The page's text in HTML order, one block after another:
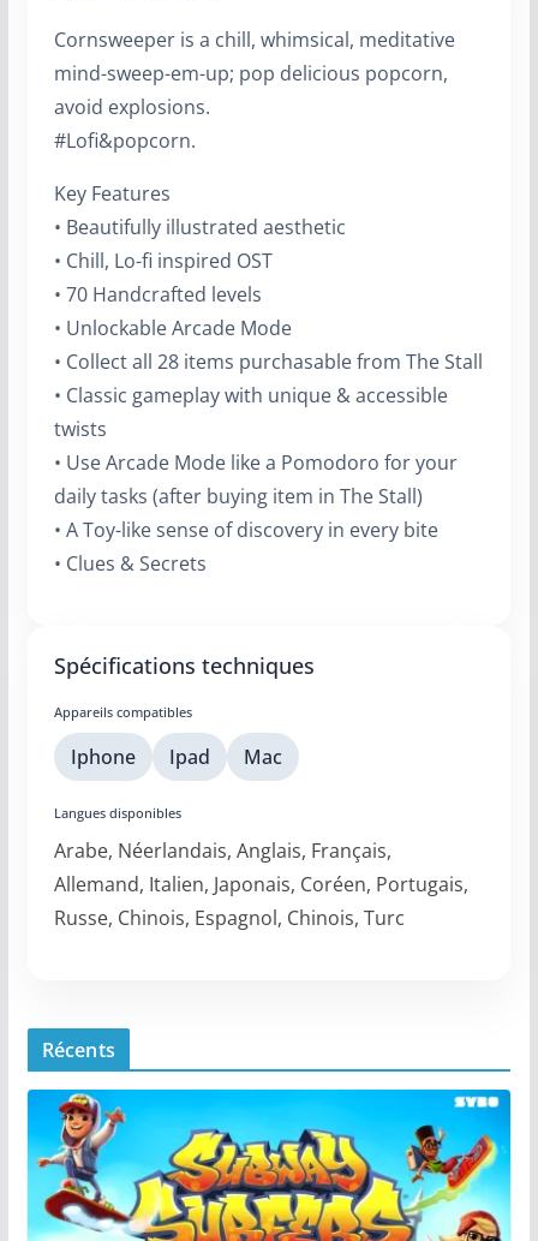
Cornsweeper is a chill, whimsical, meditative
mind-sweep-em-up; pop delicious popcorn,
avoid explosions.
#Lofi&popcorn.
Key Features
• Beautifully illustrated aesthetic
• Chill, Lo-fi inspired OST
• 70 Handcrafted levels
• Unlockable Arcade Mode
• Collect all 28 items purchasable from The Stall
• Classic gameplay with unique & accessible
twists
• Use Arcade Mode like a Pomodoro for your
daily tasks (after buying item in The Stall)
• A Toy-like sense of discovery in every bite
• Clues & Secrets
Spécifications techniques
Appareils compatibles
Iphone Ipad Mac
Langues disponibles
Arabe, Néerlandais, Anglais, Français,
Allemand, Italien, Japonais, Coréen, Portugais,
Russe, Chinois, Espagnol, Chinois, Turc
Récents